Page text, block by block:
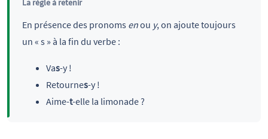
La règle à retenir
En présence des pronoms enou y, on ajoute toujours
un « s » à la fin du verbe :
Vas-y !
Retournes-y !
Aime-t-elle la limonade ?